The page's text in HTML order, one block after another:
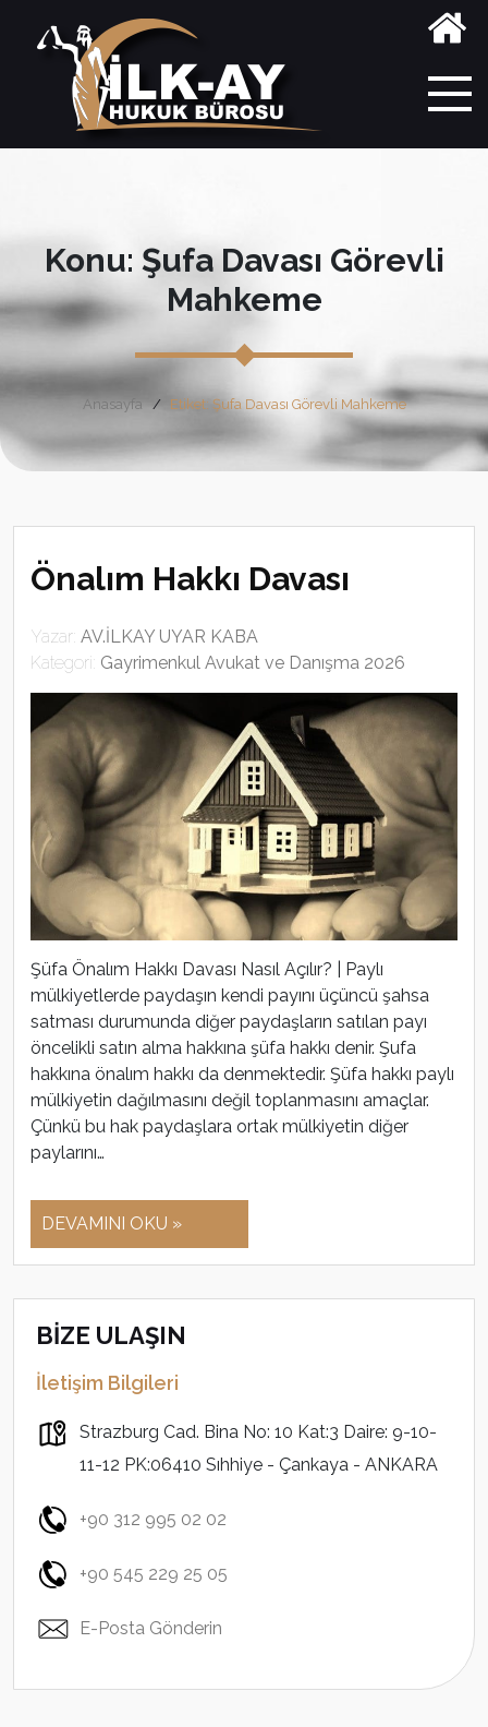
Konu: Şufa Davası Görevli
Mahkeme
Anasayfa Etiket: Şufa Davası Görevli Mahkeme
Önalım Hakkı Davası
Yazar: AV.İLKAY UYAR KABA
Kategori: Gayrimenkul Avukat ve Danışma 2026
Şüfa Önalım Hakkı Davası Nasıl Açılır? | Paylı
mülkiyetlerde paydaşın kendi payını üçüncü şahsa
satması durumunda diğer paydaşların satılan payı
öncelikli satın alma hakkına şüfa hakkı denir. Şufa
hakkına önalım hakkı da denmektedir. Şüfa hakkı paylı
mülkiyetin dağılmasını değil toplanmasını amaçlar.
Çünkü bu hak paydaşlara ortak mülkiyetin diğer
paylarını…
DEVAMINI OKU »
BİZE ULAŞIN
İletişim Bilgileri
Strazburg Cad. Bina No: 10 Kat:3 Daire: 9-10-
11-12 PK:06410 Sıhhiye - Çankaya - ANKARA
+90 312 995 02 02
+90 545 229 25 05
E-Posta Gönderin